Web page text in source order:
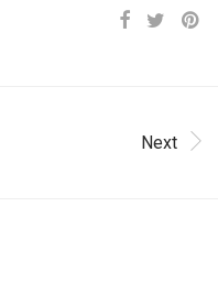
Next